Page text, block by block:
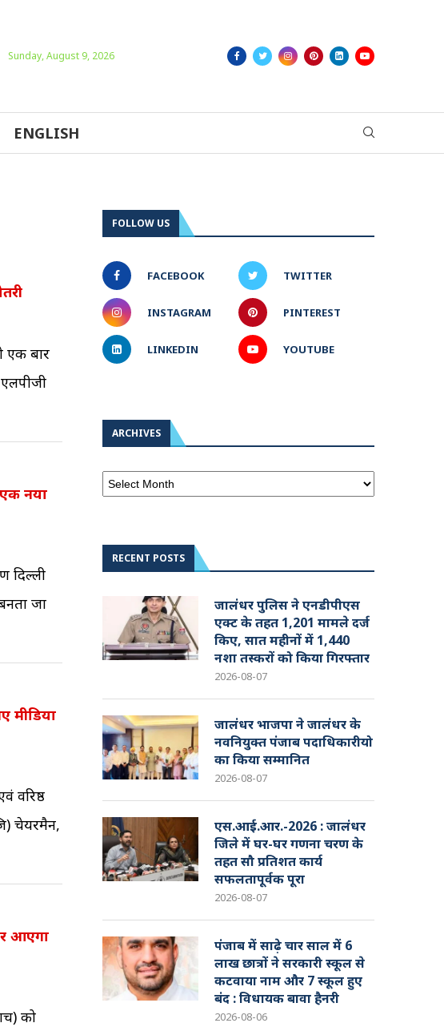
Sunday, August 9, 2026
ENGLISH
एक बार
नया
दिल्ली
जा
मीडिया
वरिष्ठ
चेयरमैन,
आएगा
को
FOLLOW US
FACEBOOK TWITTER
INSTAGRAM PINTEREST
LINKEDIN YOUTUBE
ARCHIVES
RECENT POSTS
जालंधर पुलिस ने एनडीपीएस
एक्ट के तहत 1,201 मामले दर्ज
किए, सात महीनों में 1,440
नशा तस्करों को किया गिरफ्तार
2026-08-07
जालंधर भाजपा ने जालंधर के
नवनियुक्त पंजाब पदाधिकारीयो
का किया सम्मानित
2026-08-07
एस.आई.आर.-2026 : जालंधर
जिले में घर-घर गणना चरण के
तहत सौ प्रतिशत कार्य
सफलतापूर्वक पूरा
2026-08-07
पंजाब में साढ़े चार साल में 6
लाख छात्रों ने सरकारी स्कूल से
कटवाया नाम और 7 स्कूल हुए
बंद : विधायक बावा हैनरी
2026-08-06